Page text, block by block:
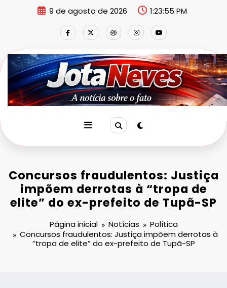
9 de agosto de 2026 1:23:56 PM
Concursos fraudulentos: Justiça
impõem derrotas à “tropa de
elite” do ex-prefeito de Tupã-SP
Página inicial Notícias
Política
Concursos fraudulentos: Justiça impõem derrotas à
“tropa de elite” do ex-prefeito de Tupã-SP